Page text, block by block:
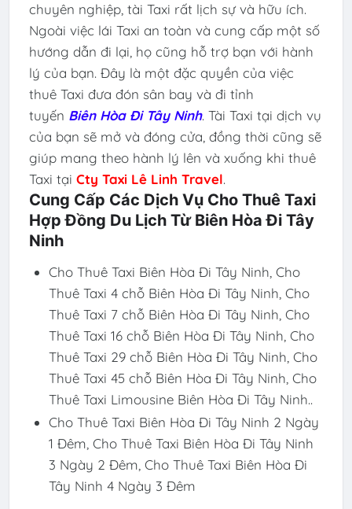
chuyên nghiệp, tài Taxi rất lịch sự và hữu ích.
Ngoài việc lái Taxi an toàn và cung cấp một số
hướng dẫn đi lại, họ cũng hỗ trợ bạn với hành
lý của bạn. Đây là một đặc quyền của việc
thuê Taxi đưa đón sân bay và đi tỉnh
tuyến Biên Hòa Đi Tây Ninh. Tài Taxi tại dịch vụ
của bạn sẽ mở và đóng cửa, đồng thời cũng sẽ
giúp mang theo hành lý lên và xuống khi thuê
Taxi tại Cty Taxi Lê Linh Travel.
Cung Cấp Các Dịch Vụ Cho Thuê Taxi
Hợp Đồng Du Lịch Từ Biên Hòa Đi Tây
Ninh
Cho Thuê Taxi Biên Hòa Đi Tây Ninh, Cho
Thuê Taxi 4 chỗ Biên Hòa Đi Tây Ninh, Cho
Thuê Taxi 7 chỗ Biên Hòa Đi Tây Ninh, Cho
Thuê Taxi 16 chỗ Biên Hòa Đi Tây Ninh, Cho
Thuê Taxi 29 chỗ Biên Hòa Đi Tây Ninh, Cho
Thuê Taxi 45 chỗ Biên Hòa Đi Tây Ninh, Cho
Thuê Taxi Limousine Biên Hòa Đi Tây Ninh..
Cho Thuê Taxi Biên Hòa Đi Tây Ninh 2 Ngày
1 Đêm, Cho Thuê Taxi Biên Hòa Đi Tây Ninh
3 Ngày 2 Đêm, Cho Thuê Taxi Biên Hòa Đi
Tây Ninh 4 Ngày 3 Đêm